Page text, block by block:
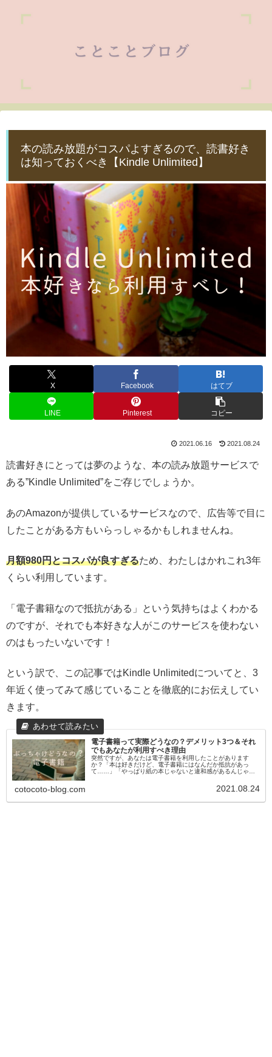
本の読み放題がコスパよすぎるので、読書好き
は知っておくべき【Kindle Unlimited】
X Facebook はてブ
LINE Pinterest コピー
2021.06.16 2021.08.24
読書好きにとっては夢のような、本の読み放題サービスで
ある”Kindle Unlimited”をご存じでしょうか。
あのAmazonが提供しているサービスなので、広告等で目に
したことがある方もいらっしゃるかもしれませんね。
月額980円とコスパが良すぎるため、わたしはかれこれ3年
くらい利用しています。
「電子書籍なので抵抗がある」という気持ちはよくわかる
のですが、それでも本好きな人がこのサービスを使わない
のはもったいないです！
という訳で、この記事ではKindle Unlimitedについてと、3
年近く使ってみて感じていることを徹底的にお伝えしてい
きます。
電子書籍って実際どうなの？デメリット3つ＆それ
でもあなたが利用すべき理由
突然ですが、あなたは電子書籍を利用したことがあります
か？「本は好きだけど、電子書籍にはなんだか抵抗があっ
て……」「やっぱり紙の本じゃないと違和感があるんじゃな
cotocoto-blog.com 2021.08.24